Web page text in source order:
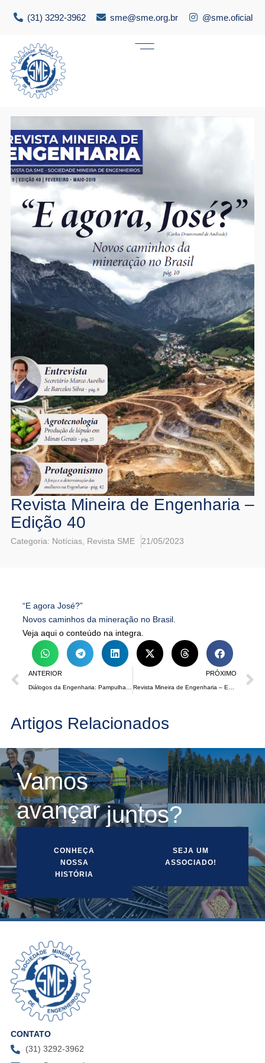
(31) 3292-3962 sme@sme.org.br @sme.oficial
Revista Mineira de Engenharia –
Edição 40
Categoria: Notícias, Revista SME 21/05/2023
“E agora José?”
Novos caminhos da mineração no Brasil.
Veja aqui o conteúdo na integra.
ANTERIOR
Diálogos da Engenharia: Pampulha em 3 momentos
PRÓXIMO
Revista Mineira de Engenharia – Edição 41
Artigos Relacionados
Vamos
avançar juntos?
CONHEÇA
NOSSA
HISTÓRIA
SEJA UM
ASSOCIADO!
CONTATO
(31) 3292-3962